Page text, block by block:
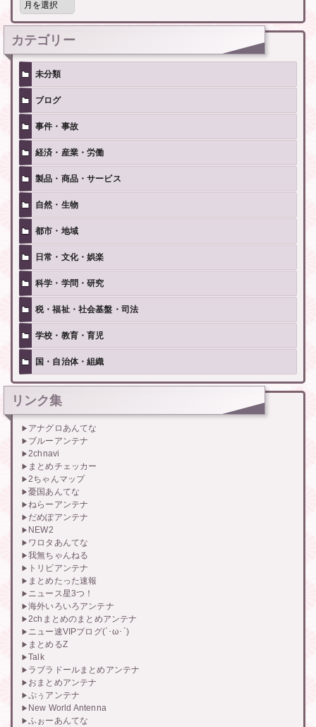
記
事
カテゴリー
未分類
ブログ
事件・事故
経済・産業・労働
製品・商品・サービス
自然・生物
都市・地域
日常・文化・娯楽
科学・学問・研究
税・福祉・社会基盤・司法
学校・教育・育児
国・自治体・組織
リンク集
アナグロあんてな
ブルーアンテナ
2chnavi
まとめチェッカー
2ちゃんマップ
憂国あんてな
ねらーアンテナ
だめぽアンテナ
NEW2
ワロタあんてな
我無ちゃんねる
トリビアンテナ
まとめたった速報
ニュース星3つ！
海外いろいろアンテナ
2chまとめのまとめアンテナ
ニュー速VIPブログ(`･ω･´)
まとめるZ
Talk
ラブラドールまとめアンテナ
おまとめアンテナ
ぷぅアンテナ
New World Antenna
ふぉーあんてな